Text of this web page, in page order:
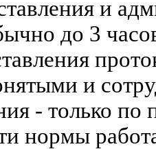
и
до 3
и
- только по
нормы